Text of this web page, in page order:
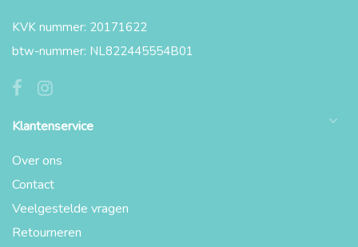
KVK nummer: 20171622
btw-nummer: NL822445554B01
Klantenservice
Over ons
Contact
Veelgestelde vragen
Retourneren